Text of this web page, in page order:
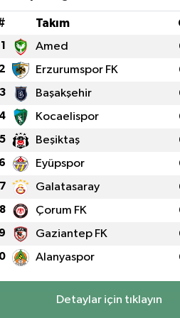
Takım
1 Amed
Erzurumspor FK
3 Başakşehir
Kocaelispor
5 Beşiktaş
Eyüpspor
7 Galatasaray
8 Çorum FK
Gaziantep FK
Alanyaspor
Detaylar için tıklayın